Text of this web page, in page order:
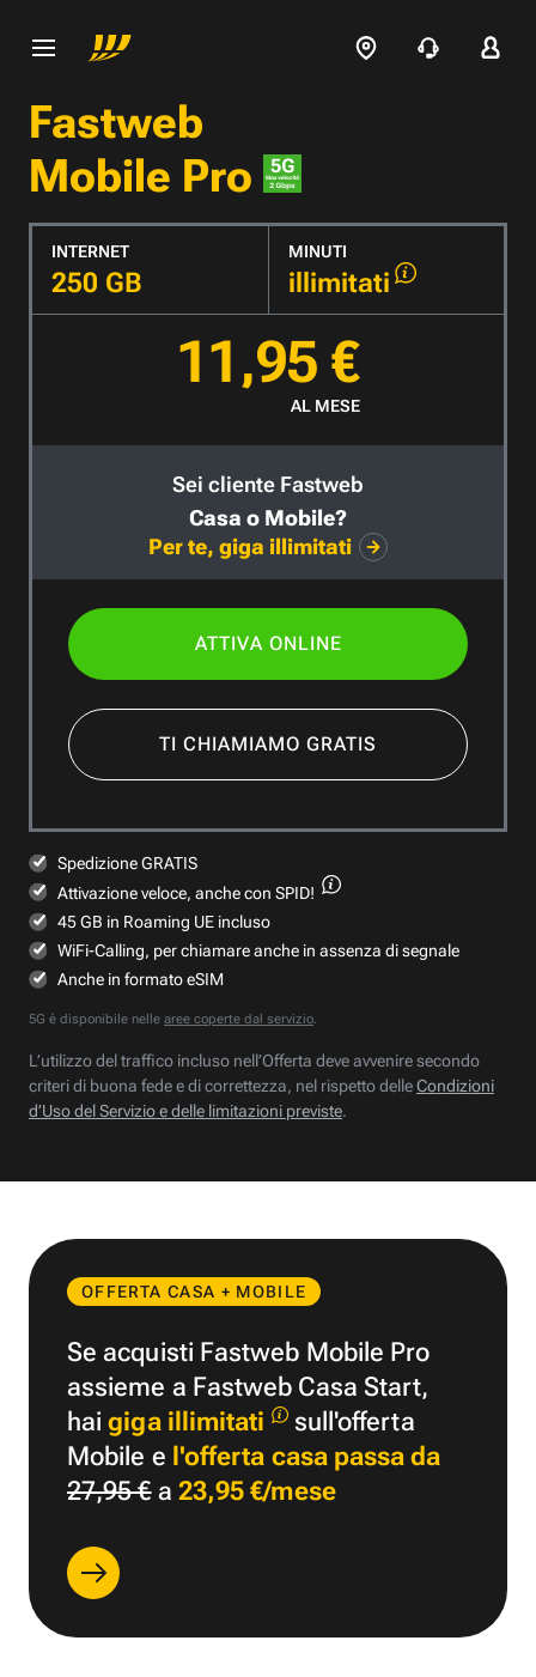
Fastweb
Mobile Pro
INTERNET
250 GB
MINUTI
illimitati
11,95 €
AL MESE
Sei cliente Fastweb
Casa o Mobile?
Per te, giga illimitati
ATTIVA ONLINE
TI CHIAMIAMO GRATIS
Spedizione GRATIS
Attivazione veloce, anche con SPID!
45 GB in Roaming UE incluso
WiFi-Calling, per chiamare anche in assenza di segnale
Anche in formato eSIM
5G è disponibile nelle aree coperte dal servizio.
L’utilizzo del traffico incluso nell’Offerta deve avvenire secondo
criteri di buona fede e di correttezza, nel rispetto delleCondizioni
d’Uso del Servizio e delle limitazioni previste.
OFFERTA CASA + MOBILE
Se acquisti Fastweb Mobile Pro
assieme a Fastweb Casa Start,
haigiga illimitati
sull'offerta
Mobile e l'offerta casa passa da
27,95 €a 23,95 €/mese